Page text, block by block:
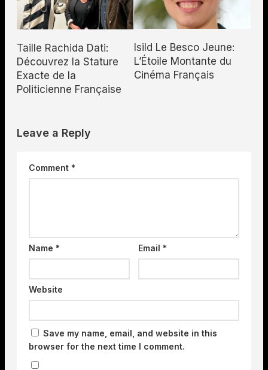
Taille Rachida Dati:
Découvrez la Stature
Exacte de la
Politicienne Française
Isild Le Besco Jeune:
L’Étoile Montante du
Cinéma Français
Leave a Reply
Comment *
Name * Email*
Website
Save my name, email, and website in this
browser for the next time I comment.